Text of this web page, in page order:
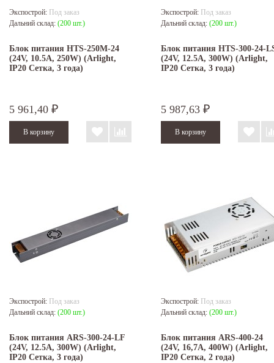
Экспострой: Под заказ
Дальний склад: (200 шт.)
Блок питания HTS-250M-24
(24V, 10.5A, 250W) (Arlight,
IP20 Сетка, 3 года)
5 961,40 ₽
Экспострой: Под заказ
Дальний склад: (200 шт.)
Блок питания HTS-300-24-
(24V, 12.5A, 300W) (Arlight,
IP20 Сетка, 3 года)
5 987,63 ₽
Экспострой: Под заказ
Дальний склад: (200 шт.)
Блок питания ARS-300-24-LF
(24V, 12.5A, 300W) (Arlight,
IP20 Сетка, 3 года)
Экспострой: Под заказ
Дальний склад: (200 шт.)
Блок питания ARS-400-24
(24V, 16,7A, 400W) (Arlight,
IP20 Сетка, 2 года)